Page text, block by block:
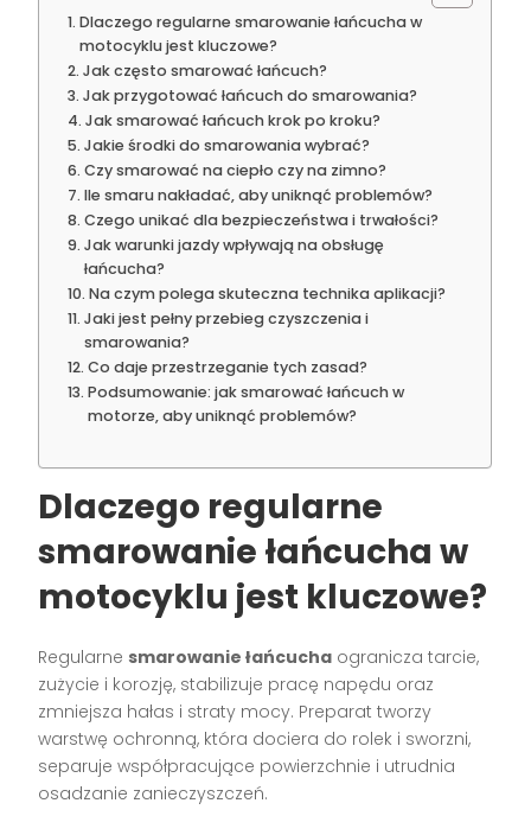
Dlaczego regularne smarowanie łańcucha w
motocyklu jest kluczowe?
Jak często smarować łańcuch?
Jak przygotować łańcuch do smarowania?
Jak smarować łańcuch krok po kroku?
Jakie środki do smarowania wybrać?
Czy smarować na ciepło czy na zimno?
Ile smaru nakładać, aby uniknąć problemów?
Czego unikać dla bezpieczeństwa i trwałości?
Jak warunki jazdy wpływają na obsługę
łańcucha?
Na czym polega skuteczna technika aplikacji?
Jaki jest pełny przebieg czyszczenia i
smarowania?
Co daje przestrzeganie tych zasad?
Podsumowanie: jak smarować łańcuch w
motorze, aby uniknąć problemów?
Dlaczego regularne
smarowanie łańcucha w
motocyklu jest kluczowe?
Regularne smarowanie łańcucha ogranicza tarcie,
zużycie i korozję, stabilizuje pracę napędu oraz
zmniejsza hałas i straty mocy. Preparat tworzy
warstwę ochronną, która dociera do rolek i sworzni,
separuje współpracujące powierzchnie i utrudnia
osadzanie zanieczyszczeń.